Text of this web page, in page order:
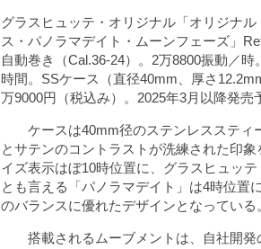
グラスヒュッテ・オリジナル「オリジナ
ス・パノラマデイト・ムーンフェーズ」
自動巻き（Cal.36-24）。2万8800振動／
時間。SSケース（直径40mm、厚さ
万9000円（税込み）。2025年3月以降発売
ケースは40mm径のステンレススティ
とサテンのコントラストが洗練された印
イズ表示はぼ10時位置に、グラスヒュッ
とも言える「パノラマデイト」は4時位置
のバランスに優れたデザインとなっている
搭載されるムーブメントは、自社開発